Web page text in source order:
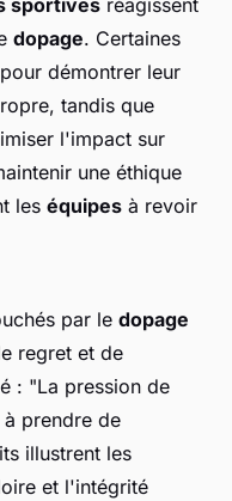
sportives réagissent
dopage. Certaines
démontrer leur
tandis que
l'impact sur
une éthique
les équipes à revoir
par le dopage
regret et de
: "La pression de
prendre de
illustrent les
et l'intégrité